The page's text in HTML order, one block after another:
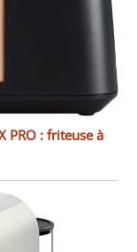
PRO : friteuse à